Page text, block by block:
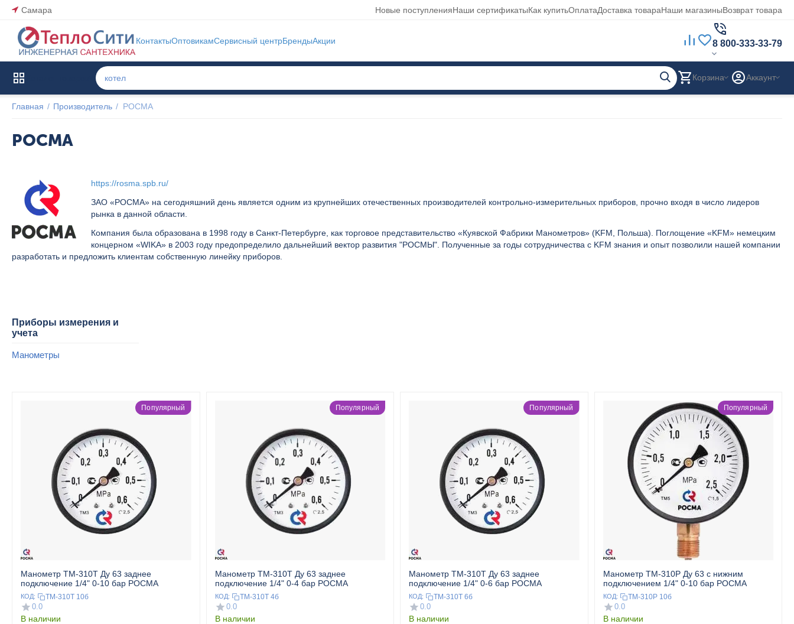
Самара Новые поступленияНаши сертификатыКак купитьОплатаДоставка товараНаши магазиныВозврат товара
КонтактыОптовикамСервисный центрБрендыАкции 8 800-333-33-79
Корзина Аккаунт
Главная / Производитель / РОСМА
РОСМА
https://rosma.spb.ru/
ЗАО «РОСМА» на сегодняшний день является одним из крупнейших отечественных производителей контрольно-измерительных приборов, прочно входя в число лидеров
рынка в данной области.
Компания была образована в 1998 году в Санкт-Петербурге, как торговое представительство «Куявской Фабрики Манометров» (KFM, Польша). Поглощение «KFM» немецким
концерном «WIKA» в 2003 году предопределило дальнейший вектор развития "РОСМЫ". Полученные за годы сотрудничества с KFM знания и опыт позволили нашей компании
разработать и предложить клиентам собственную линейку приборов.
Приборы измерения и
учета
Манометры
Популярный
Манометр ТМ-310T Ду 63 заднее
подключение 1/4" 0-10 бар РОСМА
КОД: ТМ-310Т 10б
0.0
В наличии
Популярный
Манометр ТМ-310T Ду 63 заднее
подключение 1/4" 0-4 бар РОСМА
КОД: ТМ-310Т 4б
0.0
В наличии
Популярный
Манометр ТМ-310T Ду 63 заднее
подключение 1/4" 0-6 бар РОСМА
КОД: ТМ-310Т 6б
0.0
В наличии
Популярный
Манометр ТМ-310Р Ду 63 с нижним
подключением 1/4" 0-10 бар РОСМА
КОД: ТМ-310Р 10б
0.0
В наличии